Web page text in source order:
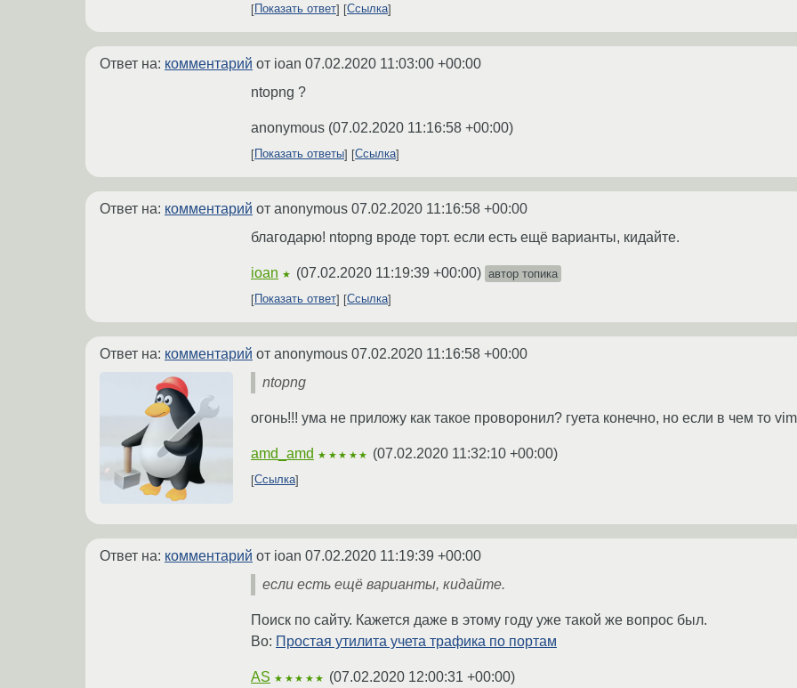
Показать ответ
Ссылка
Ответ на: комментарий от ioan 07.02.2020 11:03:00 +00:00
ntopng ?
anonymous (07.02.2020 11:16:58 +00:00)
Показать ответы Ссылка
Ответ на: комментарий от anonymous 07.02.2020 11:16:58 +00:00
благодарю! ntopng вроде торт. если есть ещё варианты, кидайте.
ioan ★ (07.02.2020 11:19:39 +00:00) автор топика
Показать ответ
Ссылка
Ответ на: комментарий от anonymous 07.02.2020 11:16:58 +00:00
ntopng
огонь!!! ума не приложу как такое проворонил? гуета конечно, но если в чем то
amd_amd ★★★★★ (07.02.2020 11:32:10 +00:00)
Ссылка
Ответ на: комментарий от ioan 07.02.2020 11:19:39 +00:00
если есть ещё варианты, кидайте.
Поиск по сайту. Кажется даже в этому году уже такой же вопрос был.
Во: Простая утилита учета трафика по портам
AS ★★★★★ (07.02.2020 12:00:31 +00:00)